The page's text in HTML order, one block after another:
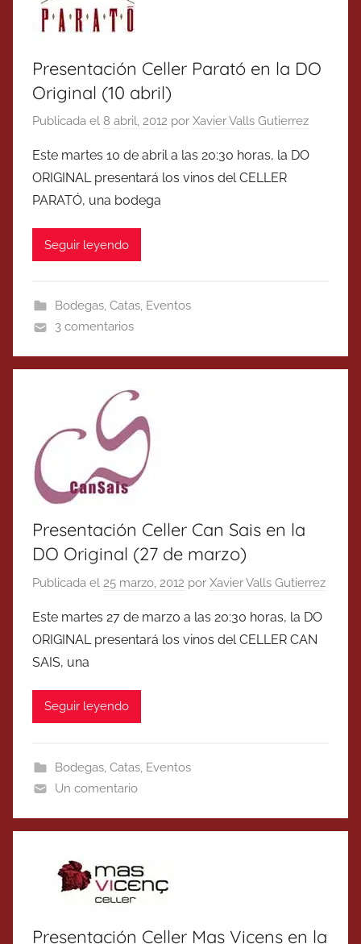
Presentación Celler Parató en la DO
Original (10 abril)
Publicada el 8 abril, 2012 por Xavier Valls Gutierrez
Este martes 10 de abril a las 20:30 horas, la DO
ORIGINAL presentará los vinos del CELLER
PARATÓ, una bodega
Seguir leyendo
Bodegas, Catas, Eventos
3 comentarios
Presentación Celler Can Sais en la
DO Original (27 de marzo)
Publicada el 25 marzo, 2012 por Xavier Valls Gutierrez
Este martes 27 de marzo a las 20:30 horas, la DO
ORIGINAL presentará los vinos del CELLER CAN
SAIS, una
Seguir leyendo
Bodegas, Catas, Eventos
Un comentario
Presentación Celler Mas Vicens en la